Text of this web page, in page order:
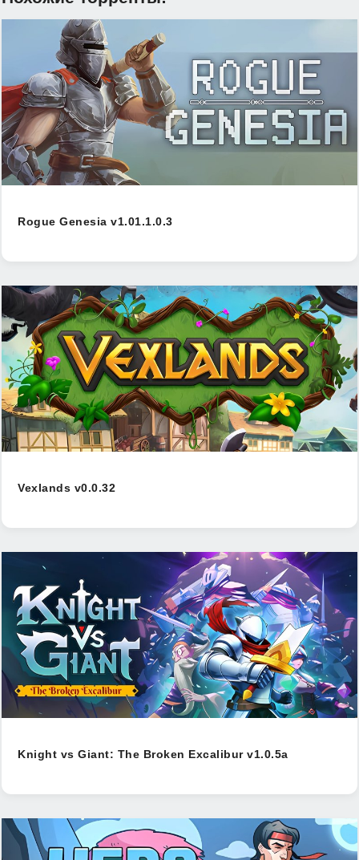
Rogue Genesia v1.01.1.0.3
Vexlands v0.0.32
Knight vs Giant: The Broken Excalibur v1.0.5а